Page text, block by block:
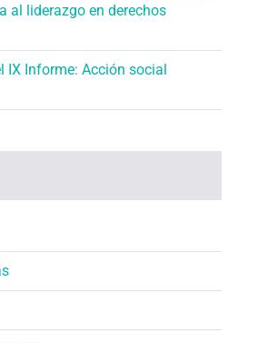
al liderazgo en derechos
IX Informe: Acción social